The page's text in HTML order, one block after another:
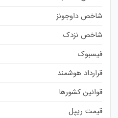
شاخص داوجونز
شاخص نزدک
فیسبوک
قرارداد هوشمند
قوانین کشورها
قیمت ریپل